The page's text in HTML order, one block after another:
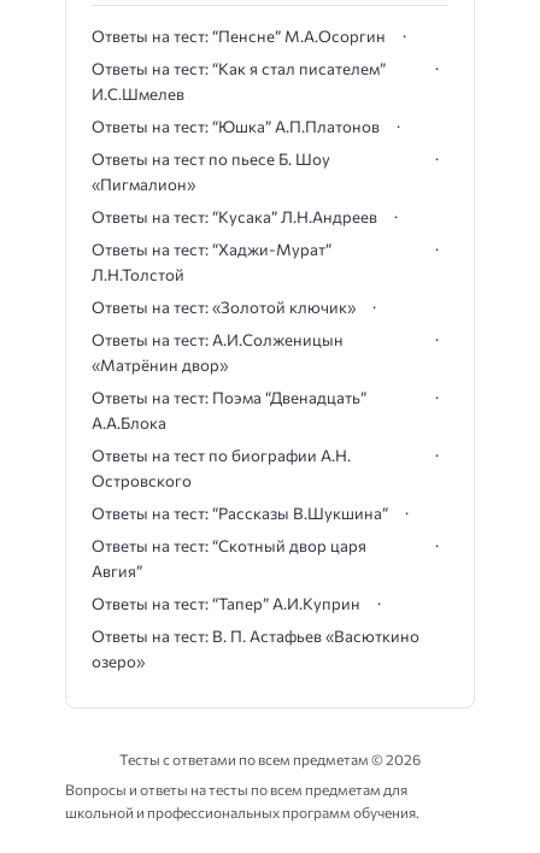
Ответы на тест: “Пенсне” М.А.Осоргин
Ответы на тест: “Как я стал писателем”
И.С.Шмелев
Ответы на тест: “Юшка” А.П.Платонов
Ответы на тест по пьесе Б. Шоу
«Пигмалион»
Ответы на тест: “Кусака” Л.Н.Андреев
Ответы на тест: “Хаджи-Мурат”
Л.Н.Толстой
Ответы на тест: «Золотой ключик»
Ответы на тест: А.И.Солженицын
«Матрёнин двор»
Ответы на тест: Поэма “Двенадцать”
А.А.Блока
Ответы на тест по биографии А.Н.
Островского
Ответы на тест: “Рассказы В.Шукшина”
Ответы на тест: “Скотный двор царя
Авгия”
Ответы на тест: “Тапер” А.И.Куприн
Ответы на тест: В. П. Астафьев «Васюткино
озеро»
Тесты с ответами по всем предметам ©2026
Вопросы и ответы на тесты по всем предметам для
школьной и профессиональных программ обучения.